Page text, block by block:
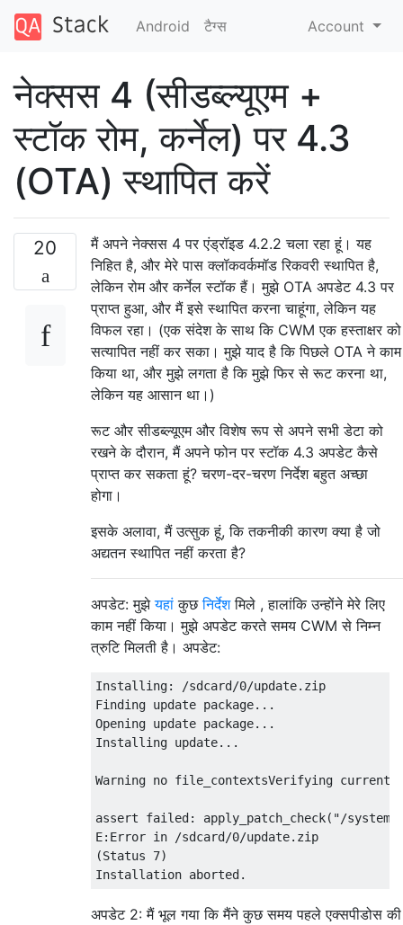
Android टैग्‍स Account
नेक्सस 4 (सीडब्ल्यूएम +
स्टॉक रोम, कर्नेल) पर 4.3
(OTA) स्थापित करें
20
मैं अपने नेक्सस 4 पर एंड्रॉइड 4.2.2 चला रहा हूं। यह
निहित है, और मेरे पास क्लॉकवर्कमॉड रिकवरी स्थापित है,
लेकिन रोम और कर्नेल स्टॉक हैं। मुझे OTA अपडेट 4.3 पर
प्राप्त हुआ, और मैं इसे स्थापित करना चाहूंगा, लेकिन यह
विफल रहा। (एक संदेश के साथ कि CWM एक हस्ताक्षर को
सत्यापित नहीं कर सका। मुझे याद है कि पिछले OTA ने काम
किया था, और मुझे लगता है कि मुझे फिर से रूट करना था,
लेकिन यह आसान था।)
रूट और सीडब्ल्यूएम और विशेष रूप से अपने सभी डेटा को
रखने के दौरान, मैं अपने फोन पर स्टॉक 4.3 अपडेट कैसे
प्राप्त कर सकता हूं? चरण-दर-चरण निर्देश बहुत अच्छा
होगा।
इसके अलावा, मैं उत्सुक हूं, कि तकनीकी कारण क्या है जो
अद्यतन स्थापित नहीं करता है?
अपडेट: मुझेयहां कुछनिर्देशमिले , हालांकि उन्होंने मेरे लिए
काम नहीं किया। मुझे अपडेट करते समय CWM से निम्न
त्रुटि मिलती है। अपडेट:
Installing: /sdcard/0/update.zip
Finding update package...
Opening update package...
Installing update...
Warning no file_contextsVerifying current
assert failed: apply_patch_check("/system/
E:Error in /sdcard/0/update.zip
(Status 7)
अपडेट 2: मैं भूल गया कि मैंने कुछ समय पहले एक्सपीडोस की